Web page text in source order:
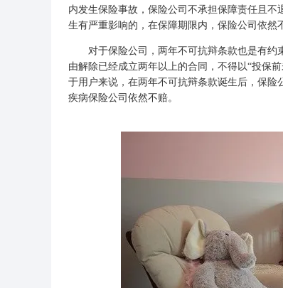
内发生保险事故，保险公司不承担保障责任且
生有严重影响的，在保障期限内，保险公司依然
对于保险公司，两年不可抗辩条款也是有约
由解除已经成立两年以上的合同，不得以“投保
于用户来说，在两年不可抗辩条款诞生后，保险
疾病保险公司依然不赔。